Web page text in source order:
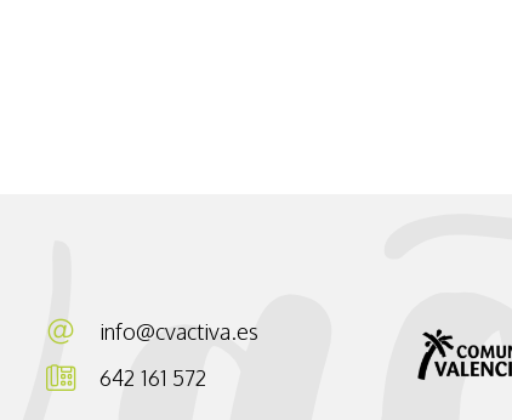
info@cvactiva.es
642 161 572